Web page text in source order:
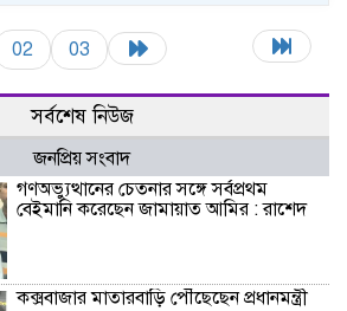
02 03
সর্বশেষ নিউজ
জনপ্রিয় সংবাদ
গণঅভ্যুত্থানের চেতনার সঙ্গে সর্বপ্রথম
বেইমানি করেছেন জামায়াত আমির : রাশেদ
কক্সবাজার মাতারবাড়ি পৌঁছেছেন প্রধানমন্ত্রী